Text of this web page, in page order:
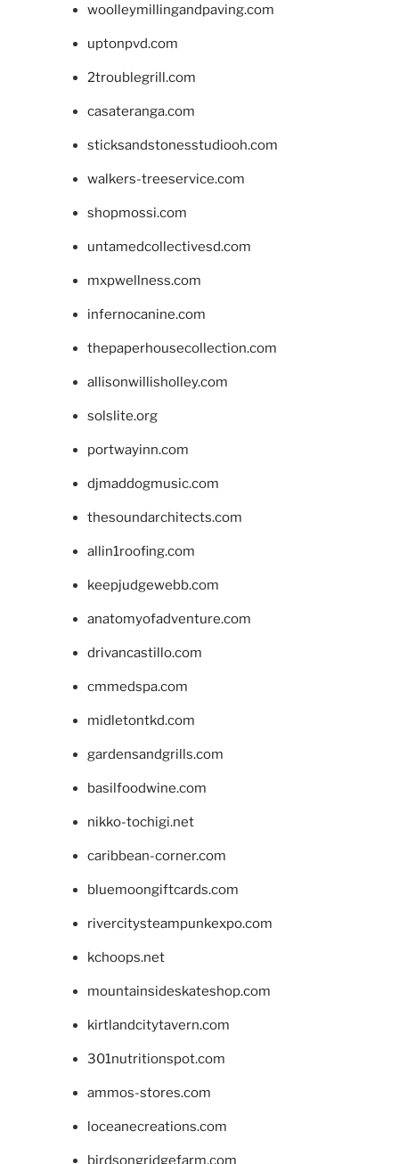
woolleymillingandpaving.com
uptonpvd.com
2troublegrill.com
casateranga.com
sticksandstonesstudiooh.com
walkers-treeservice.com
shopmossi.com
untamedcollectivesd.com
mxpwellness.com
infernocanine.com
thepaperhousecollection.com
allisonwillisholley.com
solslite.org
portwayinn.com
djmaddogmusic.com
thesoundarchitects.com
allin1roofing.com
keepjudgewebb.com
anatomyofadventure.com
drivancastillo.com
cmmedspa.com
midletontkd.com
gardensandgrills.com
basilfoodwine.com
nikko-tochigi.net
caribbean-corner.com
bluemoongiftcards.com
rivercitysteampunkexpo.com
kchoops.net
mountainsideskateshop.com
kirtlandcitytavern.com
301nutritionspot.com
ammos-stores.com
loceanecreations.com
birdsongridgefarm.com